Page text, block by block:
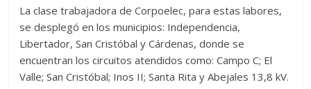
La clase trabajadora de Corpoelec, para estas labores,
se desplegó en los municipios: Independencia,
Libertador, San Cristóbal y Cárdenas, donde se
encuentran los circuitos atendidos como: Campo C; El
Valle; San Cristóbal; Inos II; Santa Rita y Abejales 13,8 kV.